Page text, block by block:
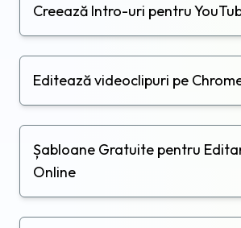
Creează Intro-uri pentru
Editează videoclipuri pe
Șabloane Gratuite pentru
Online